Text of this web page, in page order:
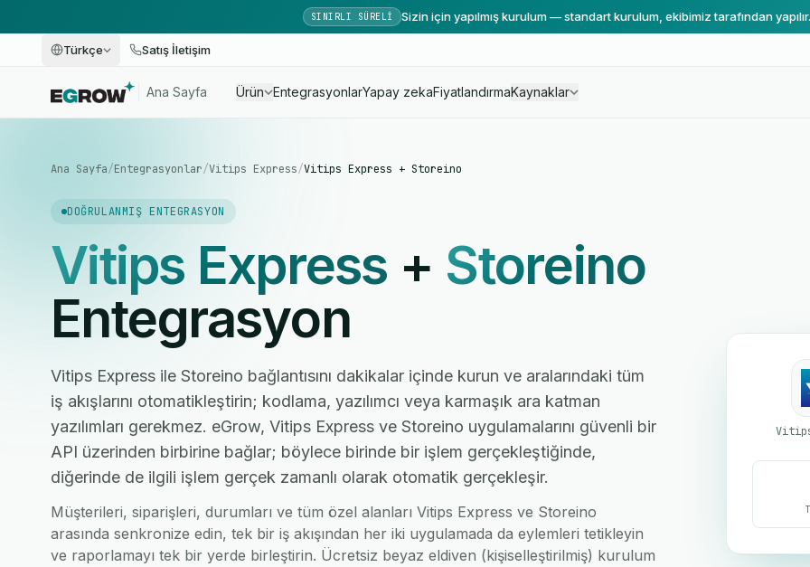
SINIRLI SÜRELI Sizin için yapılmış kurulum — standart kurulum, ekibimiz tarafından yapılır.
Türkçe Satış İletişim
Ana Sayfa Ürün EntegrasyonlarYapay zekaFiyatlandırmaKaynaklar
Ana Sayfa/Entegrasyonlar/Vitips Express/Vitips Express + Storeino
DOĞRULANMIŞ ENTEGRASYON
Vitips Express + Storeino
Entegrasyon
Vitips Express ile Storeino bağlantısını dakikalar içinde kurun ve aralarındaki tüm
iş akışlarını otomatikleştirin; kodlama, yazılımcı veya karmaşık ara katman
yazılımları gerekmez. eGrow, Vitips Express ve Storeino uygulamalarını güvenli bir
API üzerinden birbirine bağlar; böylece birinde bir işlem gerçekleştiğinde,
diğerinde de ilgili işlem gerçek zamanlı olarak otomatik gerçekleşir.
Müşterileri, siparişleri, durumları ve tüm özel alanları Vitips Express ve Storeino
arasında senkronize edin, tek bir iş akışından her iki uygulamada da eylemleri tetikleyin
ve raporlamayı tek bir yerde birleştirin. Ücretsiz beyaz eldiven (kişiselleştirilmiş) kurulum